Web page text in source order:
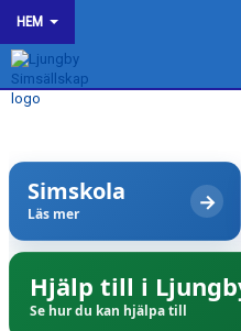
HEM
LJUNGBY SIMSÄLLSKAP
OM KLUBBEN
BILDGALLERI
KONTAKT
SPONSORER
Simskola
Läs mer →
Hjälp till i
Se hur du kan hjälpa till